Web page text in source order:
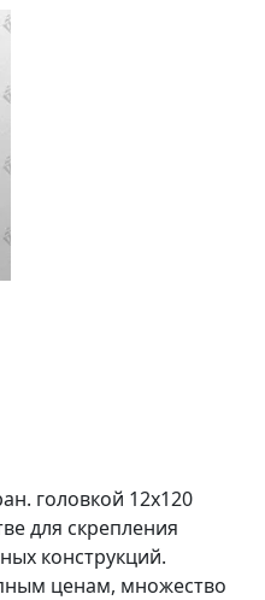
головкой 12x120
для скрепления
конструкций.
ценам, множество